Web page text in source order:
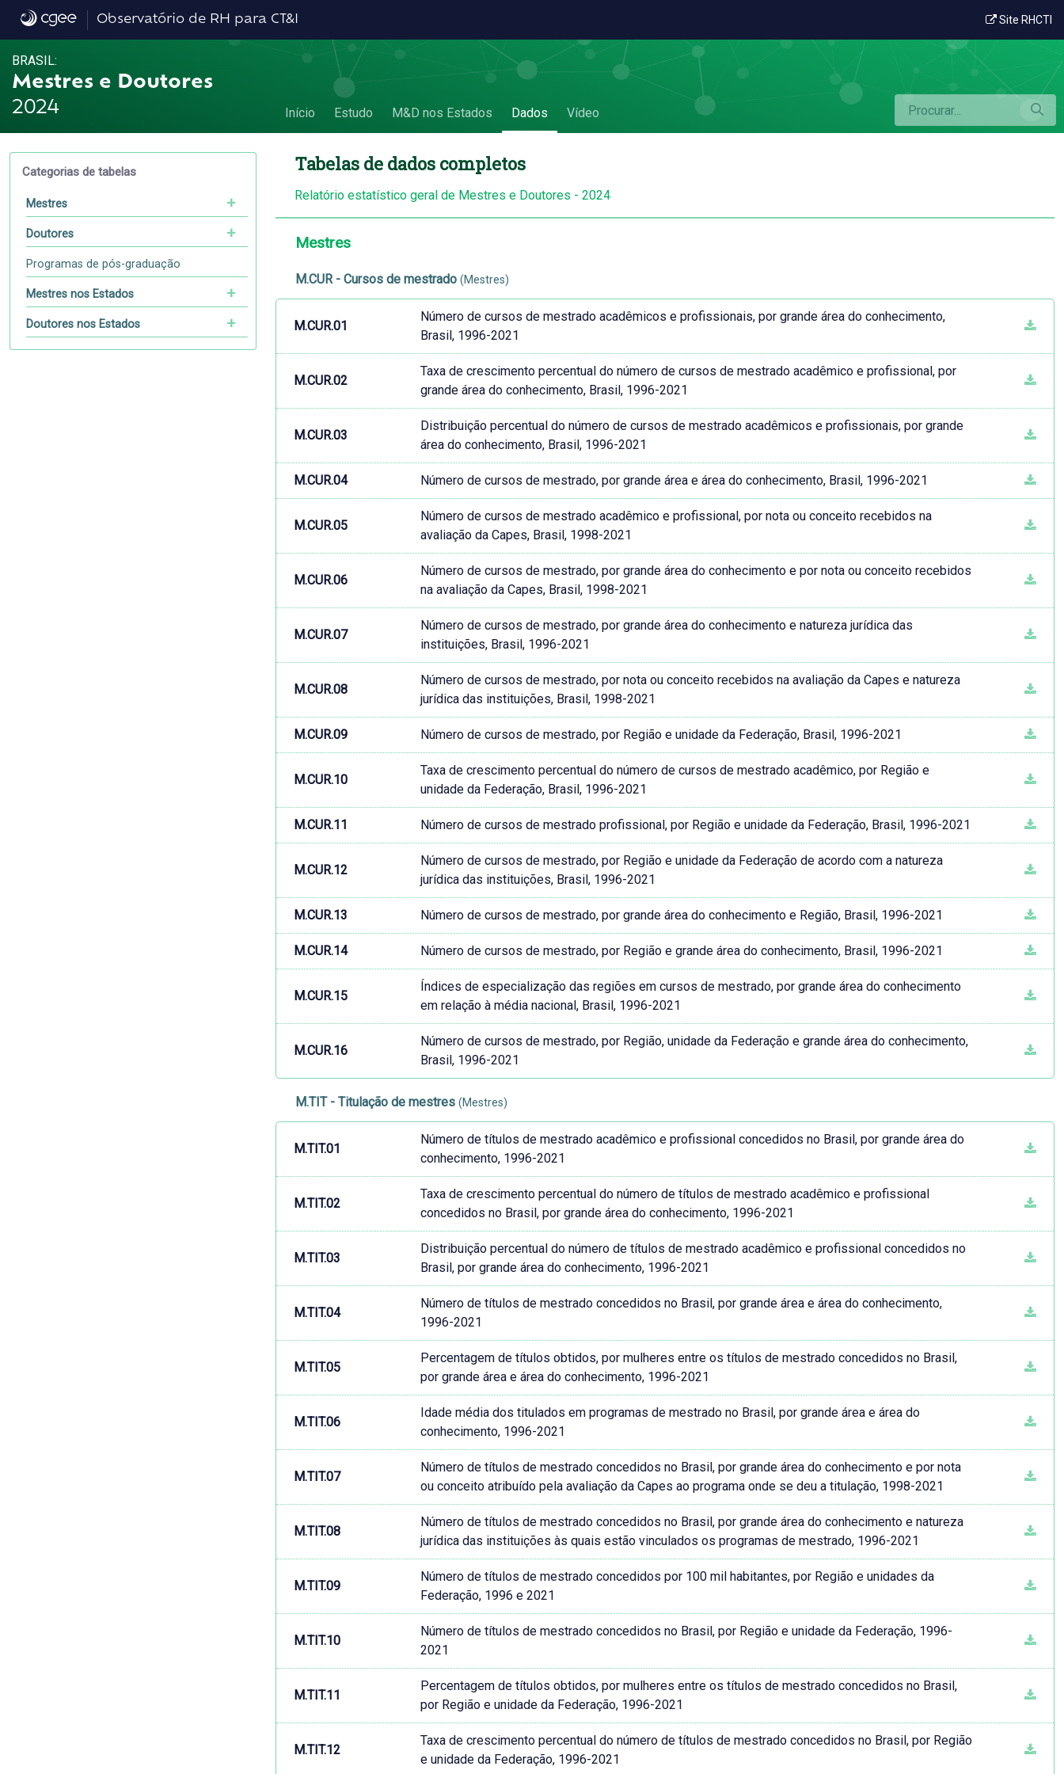
Dados Observatório de RH para CT&I Site RHCTI
BRASIL:
Mestres e Doutores
2024
Início Estudo M&D nos Estados Dados Vídeo
Categorias de tabelas
Mestres
Doutores
Programas de pós-graduação
Mestres nos Estados
Doutores nos Estados
Tabelas de dados completos
Relatório estatístico geral de Mestres e Doutores - 2024
Mestres
M.CUR - Cursos de mestrado (Mestres)
M.CUR.01
Número de cursos de mestrado acadêmicos e profissionais, por grande área do conhecimento,
Brasil, 1996-2021
M.CUR.02
Taxa de crescimento percentual do número de cursos de mestrado acadêmico e profissional, por
grande área do conhecimento, Brasil, 1996-2021
M.CUR.03
Distribuição percentual do número de cursos de mestrado acadêmicos e profissionais, por grande
área do conhecimento, Brasil, 1996-2021
M.CUR.04 Número de cursos de mestrado, por grande área e área do conhecimento, Brasil, 1996-2021
M.CUR.05
Número de cursos de mestrado acadêmico e profissional, por nota ou conceito recebidos na
avaliação da Capes, Brasil, 1998-2021
M.CUR.06
Número de cursos de mestrado, por grande área do conhecimento e por nota ou conceito recebidos
na avaliação da Capes, Brasil, 1998-2021
M.CUR.07
Número de cursos de mestrado, por grande área do conhecimento e natureza jurídica das
instituições, Brasil, 1996-2021
M.CUR.08
Número de cursos de mestrado, por nota ou conceito recebidos na avaliação da Capes e natureza
jurídica das instituições, Brasil, 1998-2021
M.CUR.09 Número de cursos de mestrado, por Região e unidade da Federação, Brasil, 1996-2021
M.CUR.10
Taxa de crescimento percentual do número de cursos de mestrado acadêmico, por Região e
unidade da Federação, Brasil, 1996-2021
M.CUR.11 Número de cursos de mestrado profissional, por Região e unidade da Federação, Brasil, 1996-2021
M.CUR.12
Número de cursos de mestrado, por Região e unidade da Federação de acordo com a natureza
jurídica das instituições, Brasil, 1996-2021
M.CUR.13 Número de cursos de mestrado, por grande área do conhecimento e Região, Brasil, 1996-2021
M.CUR.14 Número de cursos de mestrado, por Região e grande área do conhecimento, Brasil, 1996-2021
M.CUR.15
Índices de especialização das regiões em cursos de mestrado, por grande área do conhecimento
em relação à média nacional, Brasil, 1996-2021
M.CUR.16
Número de cursos de mestrado, por Região, unidade da Federação e grande área do conhecimento,
Brasil, 1996-2021
M.TIT - Titulação de mestres (Mestres)
M.TIT.01
Número de títulos de mestrado acadêmico e profissional concedidos no Brasil, por grande área do
conhecimento, 1996-2021
M.TIT.02
Taxa de crescimento percentual do número de títulos de mestrado acadêmico e profissional
concedidos no Brasil, por grande área do conhecimento, 1996-2021
M.TIT.03
Distribuição percentual do número de títulos de mestrado acadêmico e profissional concedidos no
Brasil, por grande área do conhecimento, 1996-2021
M.TIT.04
Número de títulos de mestrado concedidos no Brasil, por grande área e área do conhecimento,
1996-2021
M.TIT.05
Percentagem de títulos obtidos, por mulheres entre os títulos de mestrado concedidos no Brasil,
por grande área e área do conhecimento, 1996-2021
M.TIT.06
Idade média dos titulados em programas de mestrado no Brasil, por grande área e área do
conhecimento, 1996-2021
M.TIT.07
Número de títulos de mestrado concedidos no Brasil, por grande área do conhecimento e por nota
ou conceito atribuído pela avaliação da Capes ao programa onde se deu a titulação, 1998-2021
M.TIT.08
Número de títulos de mestrado concedidos no Brasil, por grande área do conhecimento e natureza
jurídica das instituições às quais estão vinculados os programas de mestrado, 1996-2021
M.TIT.09
Número de títulos de mestrado concedidos por 100 mil habitantes, por Região e unidades da
Federação, 1996 e 2021
M.TIT.10
Número de títulos de mestrado concedidos no Brasil, por Região e unidade da Federação, 1996-
2021
M.TIT.11
Percentagem de títulos obtidos, por mulheres entre os títulos de mestrado concedidos no Brasil,
por Região e unidade da Federação, 1996-2021
M.TIT.12
Taxa de crescimento percentual do número de títulos de mestrado concedidos no Brasil, por Região
e unidade da Federação, 1996-2021